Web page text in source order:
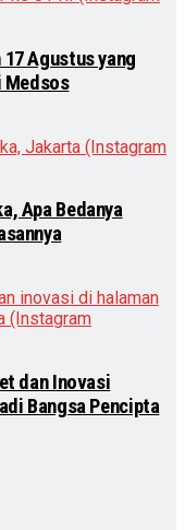
Agustus yang
Medsos
Apa Bedanya
dan Inovasi
Bangsa Pencipta